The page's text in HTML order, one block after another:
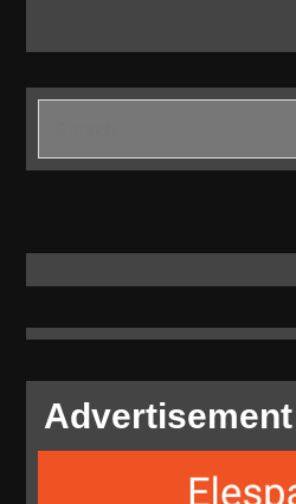
Advertisement